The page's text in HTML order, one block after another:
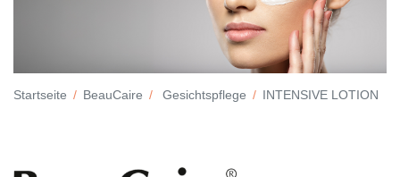
Startseite BeauCaire Gesichtspflege INTENSIVE LOTION